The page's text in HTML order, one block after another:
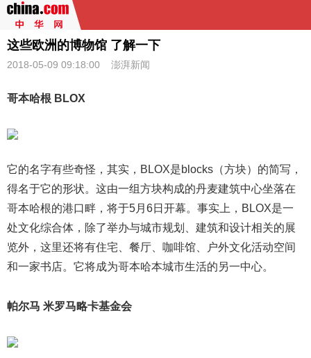
这些欧洲的博物馆 了解一下
2018-05-09 09:18:00 澎湃新闻
哥本哈根 BLOX
它的名字有些奇怪，其实，BLOX是blocks（方块）的简写，
得名于它的形状。这由一组方块构成的丹麦建筑中心坐落在
哥本哈根的港口畔，将于5月6日开幕。事实上，BLOX是一
处文化综合体，除了举办与城市规划、建筑和设计相关的展
览外，这里还将有住宅、餐厅、咖啡馆、户外文化活动空间
和一家书店。它将成为哥本哈本城市生活的另一中心。
帕尔马 米罗马略卡基金会